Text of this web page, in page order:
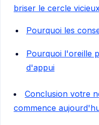
briser le cercle
Pourquoi les
Pourquoi l'oreille
d'appui
Conclusion votre
commence